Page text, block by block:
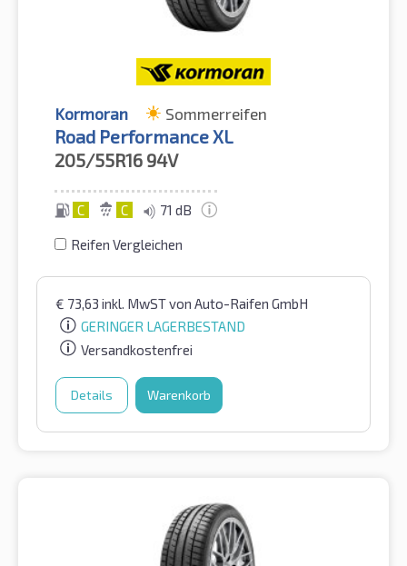
Kormoran Sommerreifen
Road Performance XL
205/55R16 94V
C C 71 dB
Reifen Vergleichen
€ 73,63 inkl. MwSTvon Auto-Raifen GmbH
GERINGER LAGERBESTAND
Versandkostenfrei
Details Warenkorb